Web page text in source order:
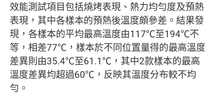
效能測試項目包括燒烤表現、熱力均勻度及預熱
表現，其中各樣本的預熱後溫度頗參差。結果發
現，各樣本的平均最高溫度由117℃至194℃不
等，相差77℃，樣本於不同位置量得的最高溫度
差異則由35.4℃至61.1℃，其中2款樣本的最高
溫度差異均超過60℃，反映其溫度分布較不均
勻。